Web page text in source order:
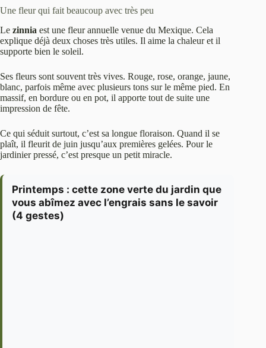
Une fleur qui fait beaucoup avec très peu
Le zinnia est une fleur annuelle venue du Mexique. Cela
explique déjà deux choses très utiles. Il aime la chaleur et il
supporte bien le soleil.
Ses fleurs sont souvent très vives. Rouge, rose, orange, jaune,
blanc, parfois même avec plusieurs tons sur le même pied. En
massif, en bordure ou en pot, il apporte tout de suite une
impression de fête.
Ce qui séduit surtout, c’est sa longue floraison. Quand il se
plaît, il fleurit de juin jusqu’aux premières gelées. Pour le
jardinier pressé, c’est presque un petit miracle.
Printemps : cette zone verte du jardin que
vous abîmez avec l’engrais sans le savoir
(4 gestes)